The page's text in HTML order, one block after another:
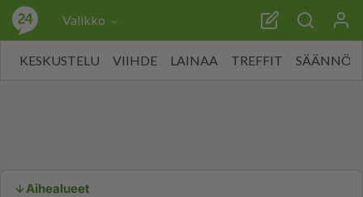
Valikko
KESKUSTELU VIIHDE LAINAA TREFFIT SÄÄNNÖT
Aihealueet